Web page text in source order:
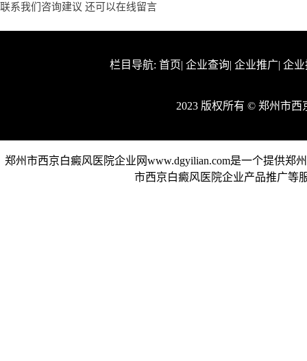
联系我们咨询建议 还可以在线留言
栏目导航: 首页| 企业查询| 企业推广| 企
2023 版权所有 © 郑州市
郑州市西京白癜风医院企业网www.dgyilian.com是一个提供
市西京白癜风医院企业产品推广等